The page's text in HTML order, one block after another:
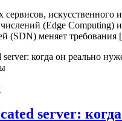
сервисов, искусственного
(Edge Computing)
(SDN) меняет
server: